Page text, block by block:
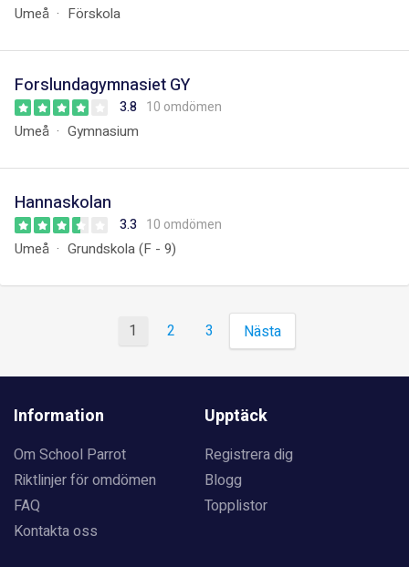
Umeå Förskola
Forslundagymnasiet GY
3.8 10 omdömen
Umeå Gymnasium
Hannaskolan
3.3 10 omdömen
Umeå Grundskola (F - 9)
1 2 3 Nästa
Information
Om School Parrot
Riktlinjer för omdömen
FAQ
Kontakta oss
Upptäck
Registrera dig
Blogg
Topplistor